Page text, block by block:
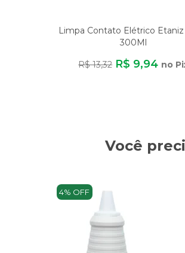
Limpa Contato Elétrico Etaniz
300Ml
R$ 13,32 R$ 9,94 no
Você
4% OFF